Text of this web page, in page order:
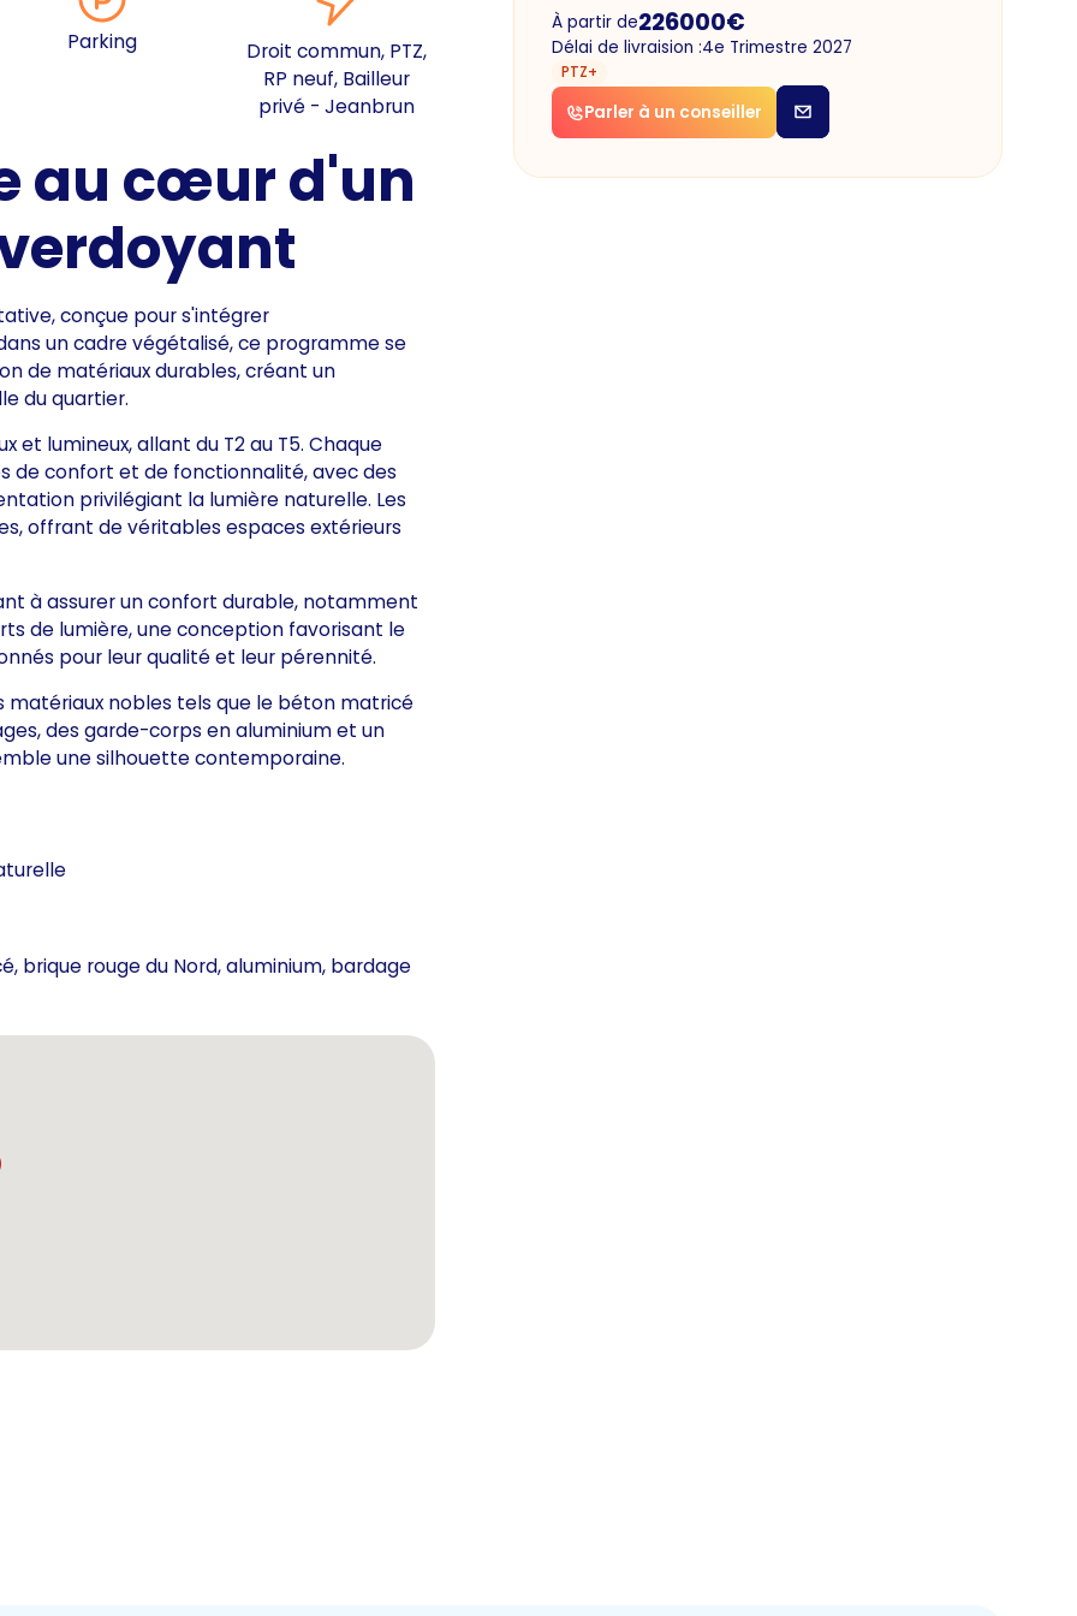
Parking
Droit commun, PTZ,
RP neuf, Bailleur
privé - Jeanbrun
au cœur d'un
conçue pour s'intégrer
un cadre végétalisé, ce programme se
de matériaux durables, créant un
du quartier.
lumineux, allant du T2 au T5. Chaque
de confort et de fonctionnalité, avec des
privilégiant la lumière naturelle. Les
offrant de véritables espaces extérieurs
à assurer un confort durable, notamment
de lumière, une conception favorisant le
pour leur qualité et leur pérennité.
nobles tels que le béton matricé
des garde-corps en aluminium et un
une silhouette contemporaine.
brique rouge du Nord, aluminium, bardage
À partir de226000€
Délai de livraision :4e Trimestre 2027
PTZ+
Parler à un conseiller